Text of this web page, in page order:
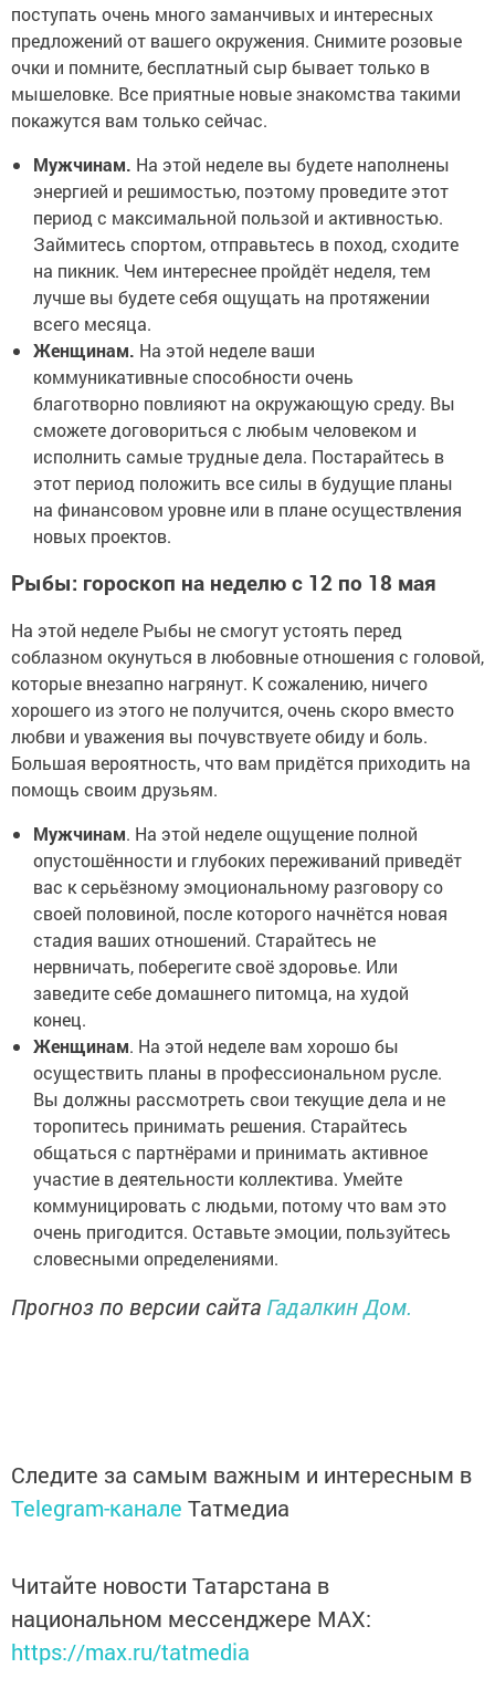
поступать очень много заманчивых и интересных
предложений от вашего окружения. Снимите розовые
очки и помните, бесплатный сыр бывает только в
мышеловке. Все приятные новые знакомства такими
покажутся вам только сейчас.
Мужчинам. На этой неделе вы будете наполнены
энергией и решимостью, поэтому проведите этот
период с максимальной пользой и активностью.
Займитесь спортом, отправьтесь в поход, сходите
на пикник. Чем интереснее пройдёт неделя, тем
лучше вы будете себя ощущать на протяжении
всего месяца.
Женщинам. На этой неделе ваши
коммуникативные способности очень
благотворно повлияют на окружающую среду. Вы
сможете договориться с любым человеком и
исполнить самые трудные дела. Постарайтесь в
этот период положить все силы в будущие планы
на финансовом уровне или в плане осуществления
новых проектов.
Рыбы: гороскоп на неделю с 12 по 18 мая
На этой неделе Рыбы не смогут устоять перед
соблазном окунуться в любовные отношения с головой,
которые внезапно нагрянут. К сожалению, ничего
хорошего из этого не получится, очень скоро вместо
любви и уважения вы почувствуете обиду и боль.
Большая вероятность, что вам придётся приходить на
помощь своим друзьям.
Мужчинам. На этой неделе ощущение полной
опустошённости и глубоких переживаний приведёт
вас к серьёзному эмоциональному разговору со
своей половиной, после которого начнётся новая
стадия ваших отношений. Старайтесь не
нервничать, поберегите своё здоровье. Или
заведите себе домашнего питомца, на худой
конец.
Женщинам. На этой неделе вам хорошо бы
осуществить планы в профессиональном русле.
Вы должны рассмотреть свои текущие дела и не
торопитесь принимать решения. Старайтесь
общаться с партнёрами и принимать активное
участие в деятельности коллектива. Умейте
коммуницировать с людьми, потому что вам это
очень пригодится. Оставьте эмоции, пользуйтесь
словесными определениями.
Прогноз по версии сайта Гадалкин Дом.
Следите за самым важным и интересным в
Telegram-канале Татмедиа
Читайте новости Татарстана в
национальном мессенджере MАХ:
https://max.ru/tatmedia